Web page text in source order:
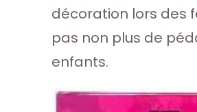
décoration lors des
pas non plus de
enfants.